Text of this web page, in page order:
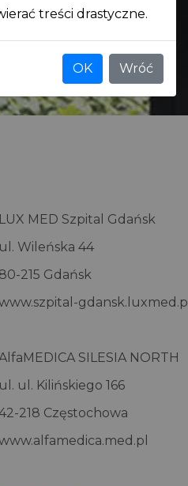
treści drastyczne.
OK Wróć
LUX MED Szpital Gdańsk
ul. Wileńska 44
80-215 Gdańsk
gdansk.luxmed.pl
SILESIA NORTH
ul. ul. Kilińskiego 166
218 Częstochowa